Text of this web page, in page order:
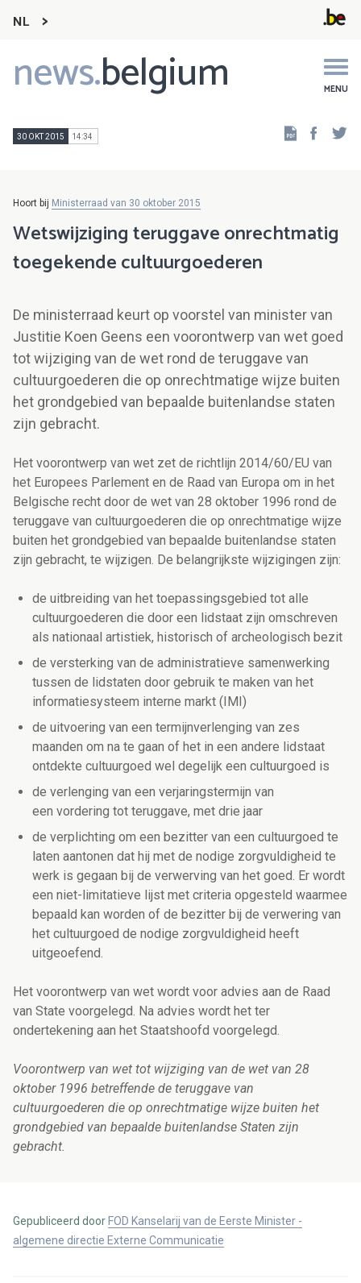
NL
news.belgium MENU
Main
navigation
30 OKT 2015 14:34
Hoort bij Ministerraad van 30 oktober 2015
Wetswijziging teruggave onrechtmatig
toegekende cultuurgoederen
De ministerraad keurt op voorstel van minister van
Justitie Koen Geens een voorontwerp van wet goed
tot wijziging van de wet rond de teruggave van
cultuurgoederen die op onrechtmatige wijze buiten
het grondgebied van bepaalde buitenlandse staten
zijn gebracht.
Het voorontwerp van wet zet de richtlijn 2014/60/EU van
het Europees Parlement en de Raad van Europa om in het
Belgische recht door de wet van 28 oktober 1996 rond de
teruggave van cultuurgoederen die op onrechtmatige wijze
buiten het grondgebied van bepaalde buitenlandse staten
zijn gebracht, te wijzigen. De belangrijkste wijzigingen zijn:
de uitbreiding van het toepassingsgebied tot alle
cultuurgoederen die door een lidstaat zijn omschreven
als nationaal artistiek, historisch of archeologisch bezit
de versterking van de administratieve samenwerking
tussen de lidstaten door gebruik te maken van het
informatiesysteem interne markt (IMI)
de uitvoering van een termijnverlenging van zes
maanden om na te gaan of het in een andere lidstaat
ontdekte cultuurgoed wel degelijk een cultuurgoed is
de verlenging van een verjaringstermijn van
een vordering tot teruggave, met drie jaar
de verplichting om een bezitter van een cultuurgoed te
laten aantonen dat hij met de nodige zorgvuldigheid te
werk is gegaan bij de verwerving van het goed. Er wordt
een niet-limitatieve lijst met criteria opgesteld waarmee
bepaald kan worden of de bezitter bij de verwering van
het cultuurgoed de nodige zorgvuldigheid heeft
uitgeoefend.
Het voorontwerp van wet wordt voor advies aan de Raad
van State voorgelegd. Na advies wordt het ter
ondertekening aan het Staatshoofd voorgelegd.
Voorontwerp van wet tot wijziging van de wet van 28
oktober 1996 betreffende de teruggave van
cultuurgoederen die op onrechtmatige wijze buiten het
grondgebied van bepaalde buitenlandse Staten zijn
gebracht.
Gepubliceerd door FOD Kanselarij van de Eerste Minister -
algemene directie Externe Communicatie